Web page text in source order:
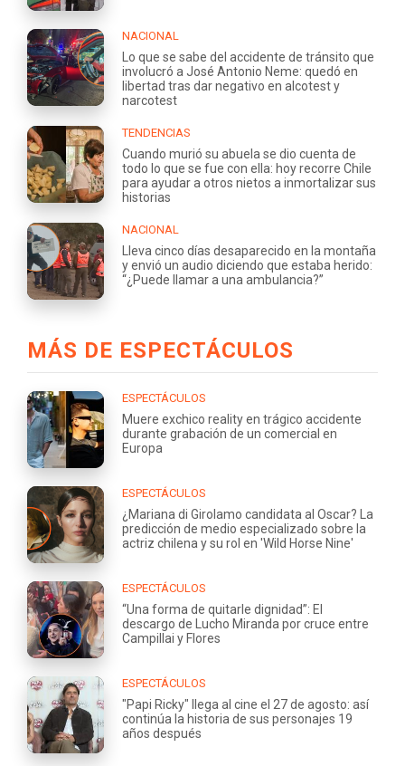
NACIONAL
Lo que se sabe del accidente de tránsito que
involucró a José Antonio Neme: quedó en
libertad tras dar negativo en alcotest y
narcotest
TENDENCIAS
Cuando murió su abuela se dio cuenta de
todo lo que se fue con ella: hoy recorre Chile
para ayudar a otros nietos a inmortalizar sus
historias
NACIONAL
Lleva cinco días desaparecido en la montaña
y envió un audio diciendo que estaba herido:
“¿Puede llamar a una ambulancia?”
MÁS DE ESPECTÁCULOS
ESPECTÁCULOS
Muere exchico reality en trágico accidente
durante grabación de un comercial en
Europa
ESPECTÁCULOS
¿Mariana di Girolamo candidata al Oscar? La
predicción de medio especializado sobre la
actriz chilena y su rol en 'Wild Horse Nine'
ESPECTÁCULOS
“Una forma de quitarle dignidad”: El
descargo de Lucho Miranda por cruce entre
Campillai y Flores
ESPECTÁCULOS
"Papi Ricky" llega al cine el 27 de agosto: así
continúa la historia de sus personajes 19
años después